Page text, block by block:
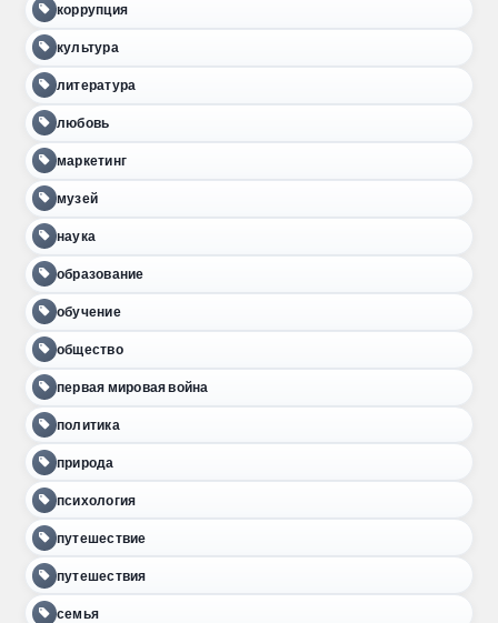
коррупция
культура
литература
любовь
маркетинг
музей
наука
образование
обучение
общество
первая мировая война
политика
природа
психология
путешествие
путешествия
семья